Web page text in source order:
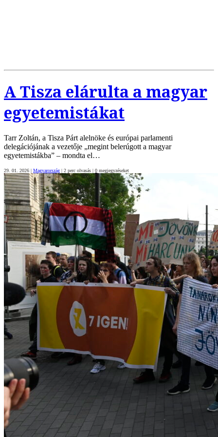
A Tisza elárulta a magyar
egyetemistákat
Tarr Zoltán, a Tisza Párt alelnöke és európai parlamenti
delegációjának a vezetője „megint belerúgott a magyar
egyetemistákba” – mondta el…
29. 01. 2026 | Magyarország | 2 perc olvasás | 0 megjegyzéseket